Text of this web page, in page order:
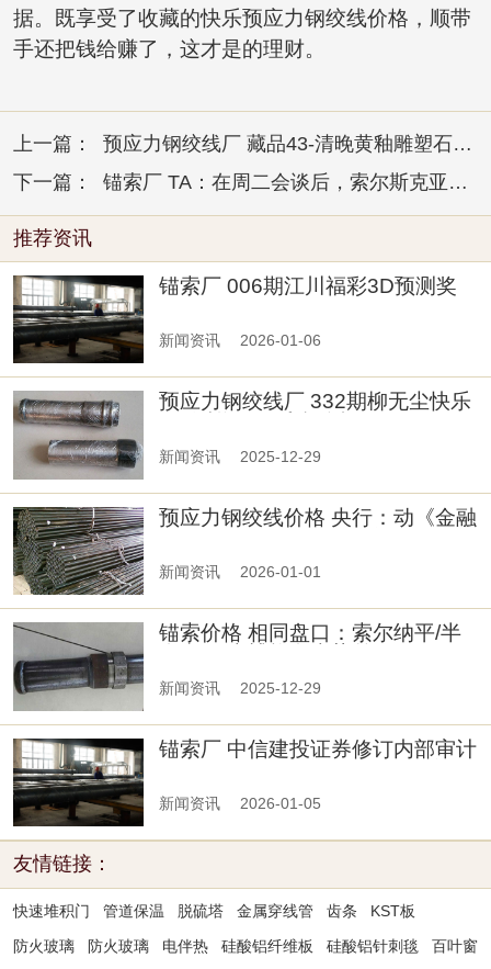
据。既享受了收藏的快乐预应力钢绞线价格，顺带
手还把钱给赚了，这才是的理财。
上一篇：
预应力钢绞线厂 藏品43-清晚黄釉雕塑石榴花卉瓶
下一篇：
锚索厂 TA：在周二会谈后，索尔斯克亚成为曼联临时主帅热门人选
推荐资讯
锚索厂 006期江川福彩3D预测奖
新闻资讯 2026-01-06
预应力钢绞线厂 332期柳无尘快乐
新闻资讯 2025-12-29
预应力钢绞线价格 央行：动《金融
新闻资讯 2026-01-01
锚索价格 相同盘口：索尔纳平/半
新闻资讯 2025-12-29
锚索厂 中信建投证券修订内部审计
新闻资讯 2026-01-05
友情链接：
快速堆积门 管道保温 脱硫塔 金属穿线管 齿条
KST板
防火玻璃
防火玻璃 电伴热 硅酸铝纤维板 硅酸铝针刺毯 百叶窗